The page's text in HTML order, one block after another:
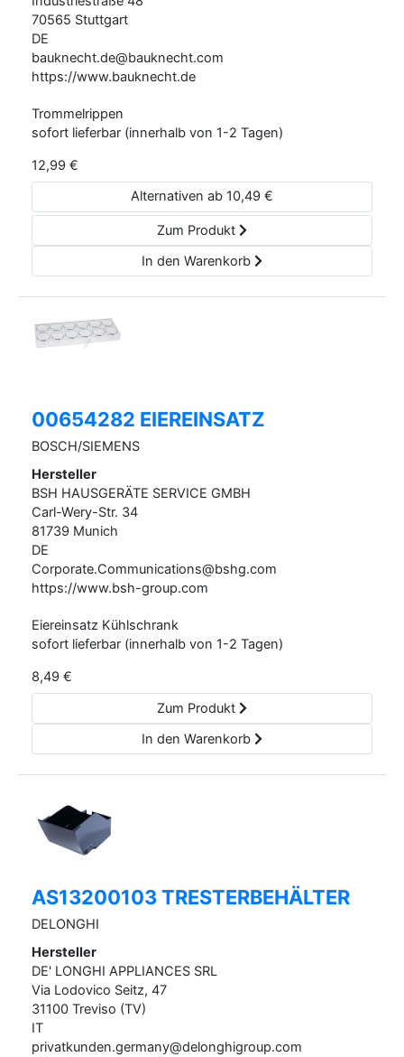
70565 Stuttgart
DE
bauknecht.de@bauknecht.com
https://www.bauknecht.de
Trommelrippen
sofort lieferbar (innerhalb von 1-2 Tagen)
12,99 €
Alternativen ab 10,49 €
Zum Produkt
In den Warenkorb
00654282 EIEREINSATZ
BOSCH/SIEMENS
Hersteller
BSH HAUSGERÄTE SERVICE GMBH
Carl-Wery-Str. 34
81739 Munich
DE
Corporate.Communications@bshg.com
https://www.bsh-group.com
Eiereinsatz Kühlschrank
sofort lieferbar (innerhalb von 1-2 Tagen)
8,49 €
Zum Produkt
In den Warenkorb
AS13200103 TRESTERBEHÄLTER
DELONGHI
Hersteller
DE' LONGHI APPLIANCES SRL
Via Lodovico Seitz, 47
31100 Treviso (TV)
IT
privatkunden.germany@delonghigroup.com